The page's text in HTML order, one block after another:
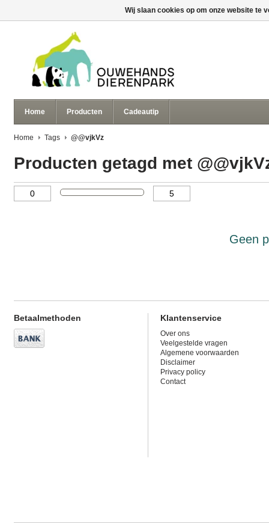
Home Producten Cadeautip
Home Tags @@vjkVz
Producten getagd met
Geen
Betaalmethoden Klantenservice
Over ons
Veelgestelde vragen
Algemene voorwaarden
Disclaimer
Privacy policy
Contact
Wij slaan cookies op om onze website te